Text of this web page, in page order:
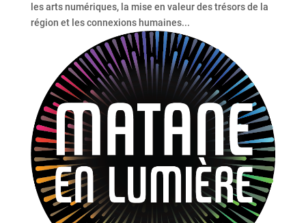
les arts numériques, la mise en valeur des trésors de la
région et les connexions humaines...